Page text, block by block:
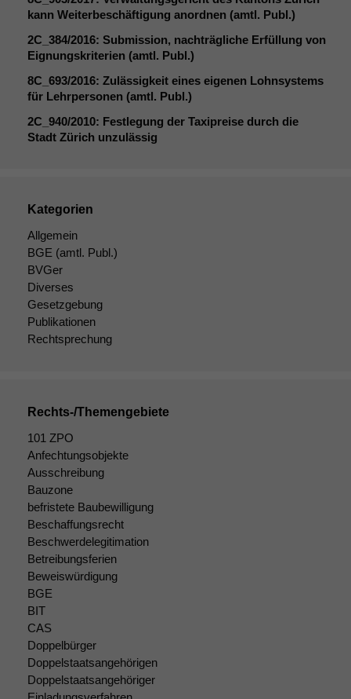
kann Weiterbeschäftigung anordnen (amtl. Publ.)
2C_384/2016: Submission, nachträgliche Erfüllung von
Eignungskriterien (amtl. Publ.)
8C_693/2016: Zulässigkeit eines eigenen Lohnsystems
für Lehrpersonen (amtl. Publ.)
2C_940/2010: Festlegung der Taxipreise durch die
Stadt Zürich unzulässig
Kategorien
Allgemein
BGE (amtl. Publ.)
BVGer
Diverses
Gesetzgebung
Publikationen
Rechtsprechung
Rechts-/Themengebiete
101 ZPO
Anfechtungsobjekte
Ausschreibung
Bauzone
befristete Baubewilligung
Beschaffungsrecht
Beschwerdelegitimation
Betreibungsferien
Beweiswürdigung
BGE
BIT
CAS
Doppelbürger
Doppelstaatsangehörigen
Doppelstaatsangehöriger
Daten auf.
Einige
sind optional.